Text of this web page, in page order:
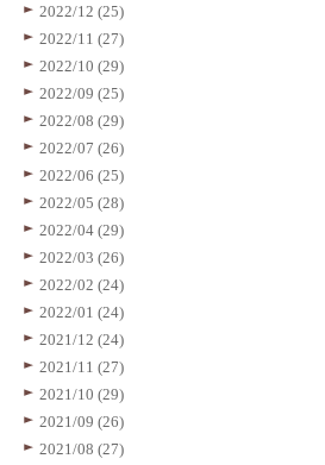
2022/12 (25)
2022/11 (27)
2022/10 (29)
2022/09 (25)
2022/08 (29)
2022/07 (26)
2022/06 (25)
2022/05 (28)
2022/04 (29)
2022/03 (26)
2022/02 (24)
2022/01 (24)
2021/12 (24)
2021/11 (27)
2021/10 (29)
2021/09 (26)
2021/08 (27)